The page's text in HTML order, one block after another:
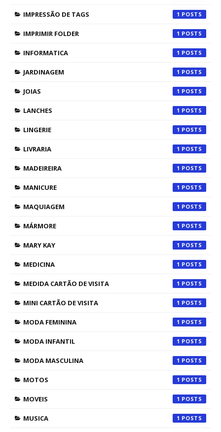
IMPRESSÃO DE TAGS 1
IMPRIMIR FOLDER 1
INFORMATICA 1
JARDINAGEM 1
JOIAS 1
LANCHES 1
LINGERIE 1
LIVRARIA 1
MADEIREIRA 1
MANICURE 1
MAQUIAGEM 1
MÁRMORE 1
MARY KAY 1
MEDICINA 1
MEDIDA CARTÃO DE VISITA 1
MINI CARTÃO DE VISITA 1
MODA FEMININA 1
MODA INFANTIL 1
MODA MASCULINA 1
MOTOS 1
MOVEIS 1
MUSICA 1